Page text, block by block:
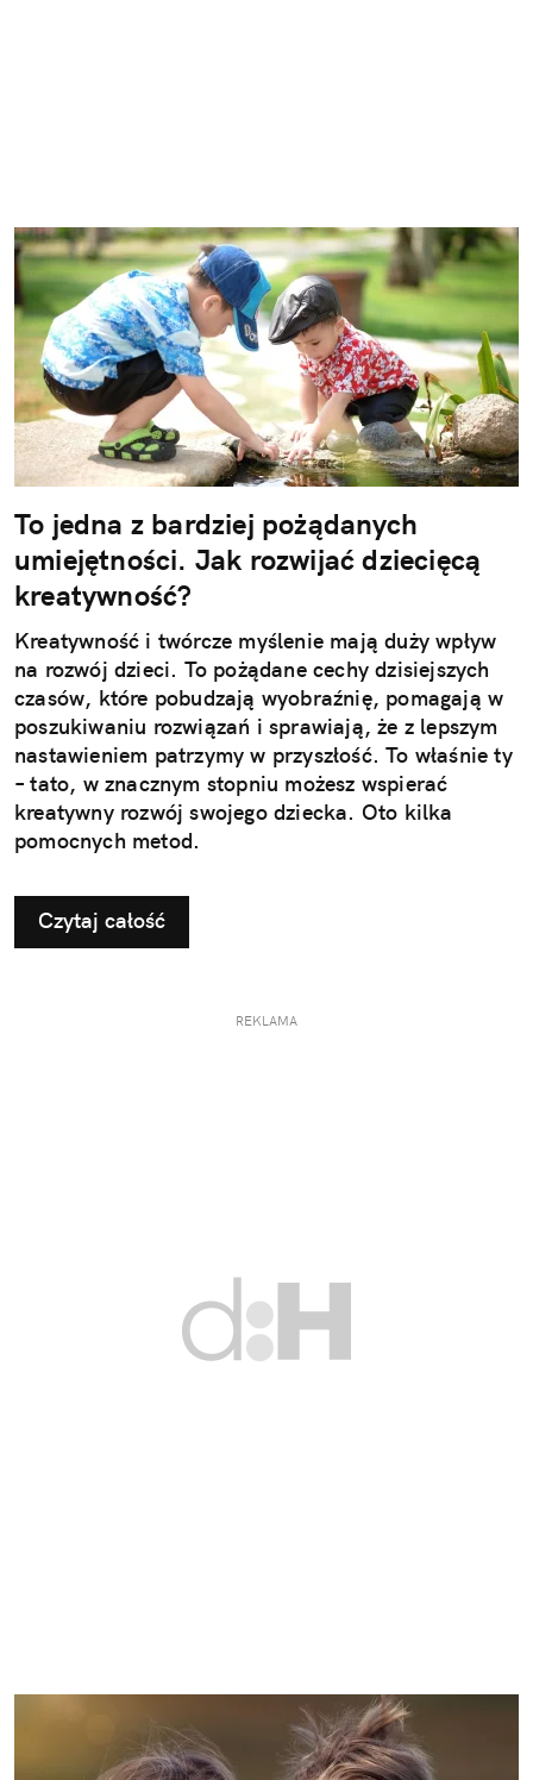
To jedna z bardziej pożądanych
umiejętności. Jak rozwijać dziecięcą
kreatywność?
Kreatywność i twórcze myślenie mają duży wpływ
na rozwój dzieci. To pożądane cechy dzisiejszych
czasów, które pobudzają wyobraźnię, pomagają w
poszukiwaniu rozwiązań i sprawiają, że z lepszym
nastawieniem patrzymy w przyszłość. To właśnie ty
– tato, w znacznym stopniu możesz wspierać
kreatywny rozwój swojego dziecka. Oto kilka
pomocnych metod.
Czytaj całość
REKLAMA